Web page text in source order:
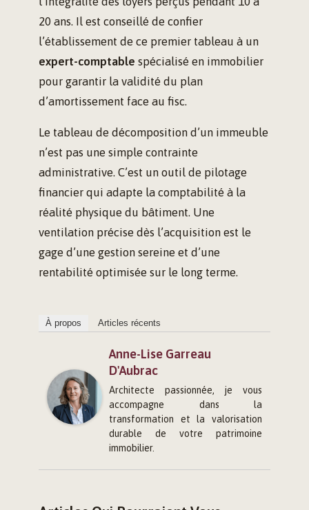
20 ans. Il est conseillé de confier
l’établissement de ce premier tableau à un
expert-comptable spécialisé en immobilier
pour garantir la validité du plan
d’amortissement face au fisc.
Le tableau de décomposition d’un immeuble
n’est pas une simple contrainte
administrative. C’est un outil de pilotage
financier qui adapte la comptabilité à la
réalité physique du bâtiment. Une
ventilation précise dès l’acquisition est le
gage d’une gestion sereine et d’une
rentabilité optimisée sur le long terme.
À propos Articles récents
Anne-Lise Garreau
D'Aubrac
Architecte passionnée, je vous
accompagne dans la
transformation et la valorisation
durable de votre patrimoine
immobilier.